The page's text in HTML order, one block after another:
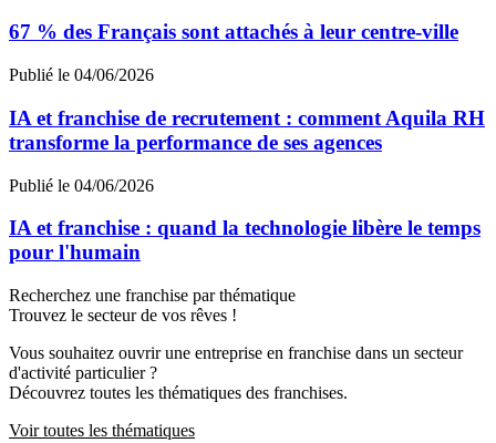
67 % des Français sont attachés à leur centre-ville
Publié le 04/06/2026
IA et franchise de recrutement : comment Aquila RH
transforme la performance de ses agences
Publié le 04/06/2026
IA et franchise : quand la technologie libère le temps
pour l'humain
Recherchez une franchise par thématique
Trouvez le secteur de vos rêves !
Vous souhaitez ouvrir une entreprise en franchise dans un secteur
d'activité particulier ?
Découvrez toutes les thématiques des franchises.
Voir toutes les thématiques